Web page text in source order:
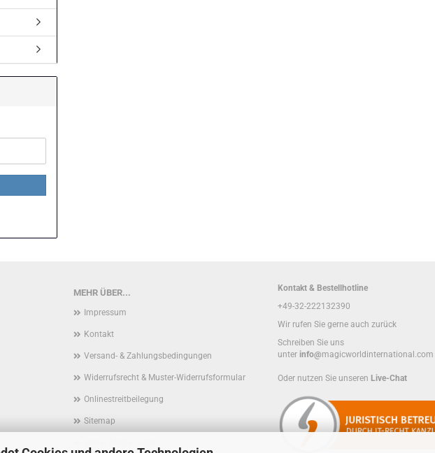
MEHR ÜBER...
Impressum
Kontakt
Versand- & Zahlungsbedingungen
Widerrufsrecht & Muster-Widerrufsformular
Onlinestreitbeilegung
Sitemap
Kontakt & Bestellhotline
+49-32-222132390
Wir rufen Sie gerne auch zurück
Schreiben Sie uns
unter info@magicworldinternational.com
Oder nutzen Sie unseren Live-Chat